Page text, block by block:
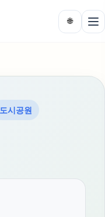
🌐
도시공원